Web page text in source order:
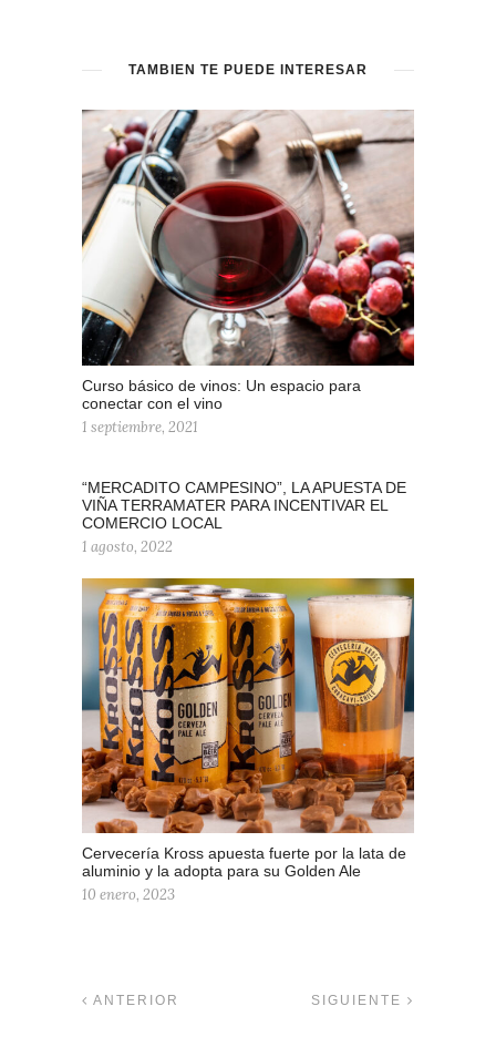
TAMBIÉN TE PUEDE INTERESAR
Curso básico de vinos: Un espacio para
conectar con el vino
1 septiembre, 2021
“MERCADITO CAMPESINO”, LA APUESTA DE
VIÑA TERRAMATER PARA INCENTIVAR EL
COMERCIO LOCAL
1 agosto, 2022
Cervecería Kross apuesta fuerte por la lata de
aluminio y la adopta para su Golden Ale
10 enero, 2023
ANTERIOR SIGUIENTE